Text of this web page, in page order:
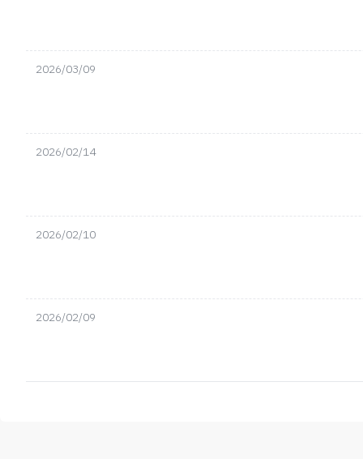
2026/03/09
2026/02/14
2026/02/10
2026/02/09